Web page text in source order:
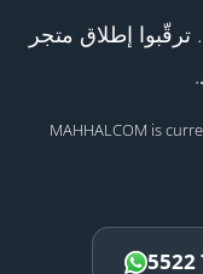
إطلاق متجر
MAHHALCOM is
5522